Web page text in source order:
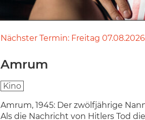
Nächster Termin: Freitag 07.08.2026
Amrum
Kino
Amrum, 1945: Der zwölfjährige
Als die Nachricht von Hitlers Tod